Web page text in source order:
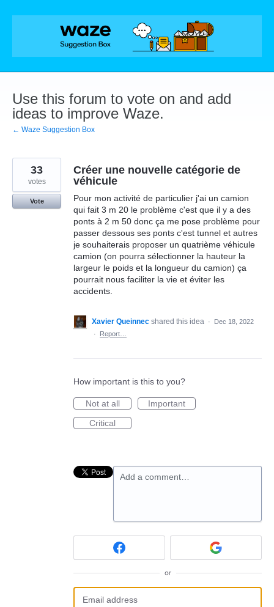
Skip
Use this forum to vote on and add
ideas to improve Waze.
← Waze Suggestion Box
Créer une nouvelle catégorie de
véhicule
Pour mon activité de particulier j'ai un camion
qui fait 3 m 20 le problème c'est que il y a des
ponts à 2 m 50 donc ça me pose problème pour
passer dessous ses ponts c'est tunnel et autres
je souhaiterais proposer un quatrième véhicule
camion (on pourra sélectionner la hauteur la
largeur le poids et la longueur du camion) ça
pourrait nous faciliter la vie et éviter les
accidents.
33
votes
Vote
Xavier Queinnec shared this idea ·
Dec 18, 2022
·
Report…
How important is this to you?
Not at all
Important
Critical
Add a comment…
or